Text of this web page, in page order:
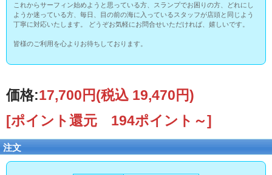
これからサーフィン始めようと思っている方、スランプでお困りの方、どれにし
ようか迷っている方、毎日、目の前の海に入っているスタッフが店頭と同じよう
丁寧に対応いたします。 どうぞお気軽にお問合せいただければ、嬉しいです。
皆様のご利用を心よりお待ちしております。
価格:17,700円(税込 19,470円)
[ポイント還元 194ポイント～]
注文